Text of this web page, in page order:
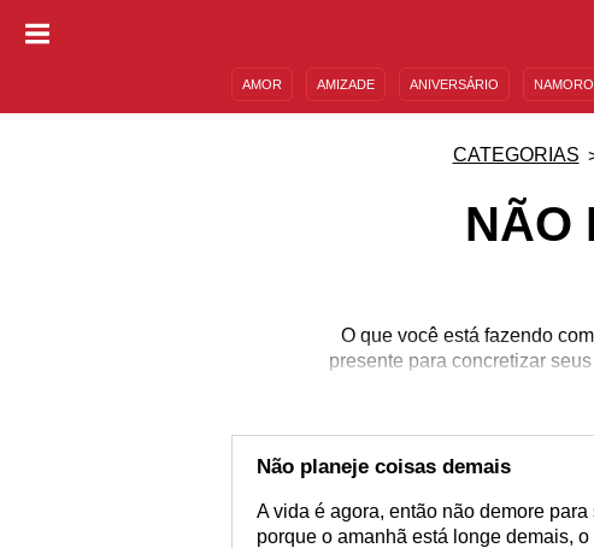
AMOR AMIZADE ANIVERSÁRIO NAMORO
CATEGORIAS
NÃO
O que você está fazendo
presente para concretizar
Não planeje coisas demais
A vida é agora, então não demore
porque o amanhã está longe demais,